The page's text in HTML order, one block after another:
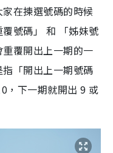
在揀選號碼的時候
號碼」 和 「姊妹號
覆開出上一期的一
「開出上一期號碼
，下一期就開出 9 或